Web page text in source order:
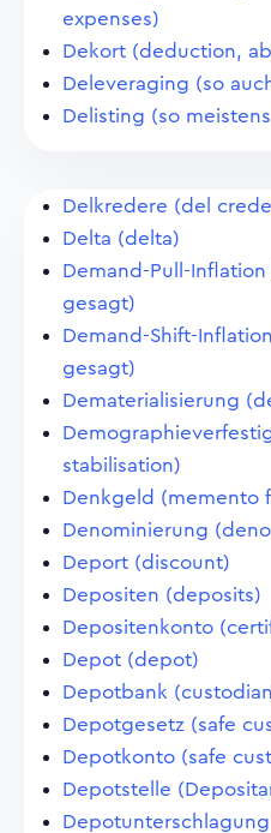
expenses)
Dekort (deduction,
Deleveraging (so
Delisting (so
Delkredere (del
Delta (delta)
Demand-Pull-
gesagt)
Demand-Shift-
gesagt)
Dematerialisierung
stabilisation)
Denkgeld (memento
Denominierung
Deport (discount)
Depositen (deposits)
Depositenkonto
Depot (depot)
Depotbank
Depotgesetz (safe
Depotkonto (safe
Depotstelle